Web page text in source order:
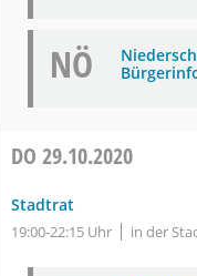
NÖ
DO 29.10.2020
Stadtrat
19:00-22:15 Uhr in der